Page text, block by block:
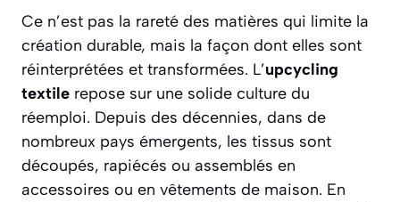
Ce n’est pas la rareté des matières qui limite la
création durable, mais la façon dont elles sont
réinterprétées et transformées. L’upcycling
textile repose sur une solide culture du
réemploi. Depuis des décennies, dans de
nombreux pays émergents, les tissus sont
découpés, rapiécés ou assemblés en
accessoires ou en vêtements de maison. En